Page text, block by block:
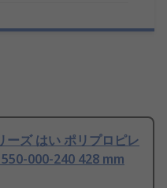
ズ はい ポリプロピレ
000-240 428 mm